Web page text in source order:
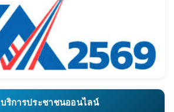
บริการประชาชนออนไลน์